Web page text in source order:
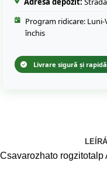
Program ridicare: Luni-
închis
Livrare sigură și
Csavarozhato rogzitotalp